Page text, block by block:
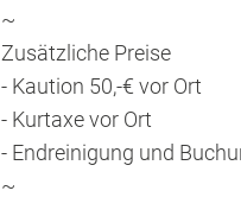
~
Zusätzliche Preise
- Kaution 50,-€ vor Ort
- Kurtaxe vor Ort
- Endreinigung und
~